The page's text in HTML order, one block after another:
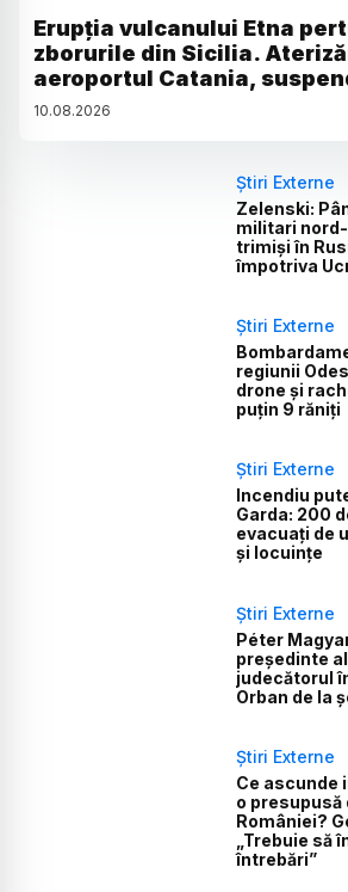
Erupția vulcanului Etna
zborurile din Sicilia.
aeroportul Catania,
10.08.2026
Știri Externe
Zelenski:
militari
trimiși în
împotriva
Știri Externe
regiunii
drone și
puțin 9 răniți
Știri Externe
Incendiu
Garda: 200
evacuați de
și locuințe
Știri Externe
Péter
președinte
judecătorul
Orban de la
Știri Externe
Ce ascunde
o presupusă
României?
„Trebuie să
întrebări”